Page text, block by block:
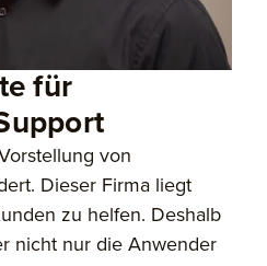
für
von
Dieser Firma liegt
zu helfen. Deshalb
nicht nur die Anwender